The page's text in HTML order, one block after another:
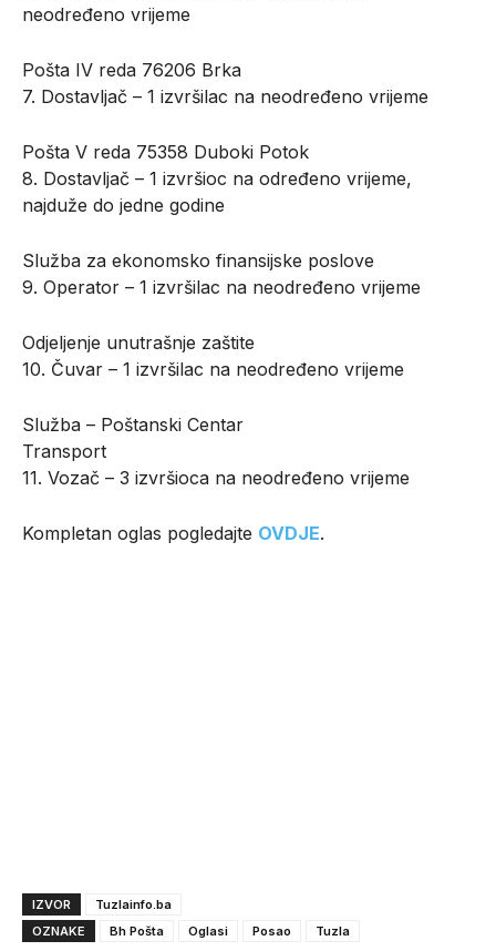
neodređeno vrijeme
Pošta IV reda 76206 Brka
7. Dostavljač – 1 izvršilac na neodređeno vrijeme
Pošta V reda 75358 Duboki Potok
8. Dostavljač – 1 izvršioc na određeno vrijeme,
najduže do jedne godine
Služba za ekonomsko finansijske poslove
9. Operator – 1 izvršilac na neodređeno vrijeme
Odjeljenje unutrašnje zaštite
10. Čuvar – 1 izvršilac na neodređeno vrijeme
Služba – Poštanski Centar
Transport
11. Vozač – 3 izvršioca na neodređeno vrijeme
Kompletan oglas pogledajte OVDJE.
IZVOR
Tuzlainfo.ba
OZNAKE
Bh Pošta Oglasi Posao Tuzla